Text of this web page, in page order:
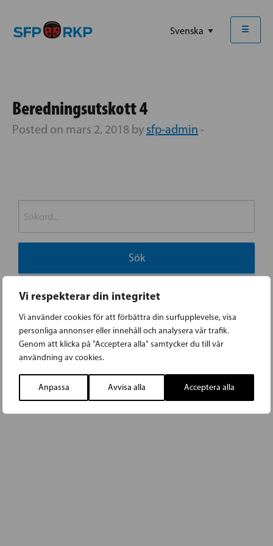
Vi respekterar din integritet
Vi använder cookies för att förbättra din surfupplevelse, visa
personliga annonser eller innehåll och analysera vår trafik.
Genom att klicka på "Acceptera alla" samtycker du till vår
användning av cookies.
Anpassa Avvisa alla Acceptera alla
☰
Beredningsutskott 4
Posted on mars 2, 2018 by sfp-admin -